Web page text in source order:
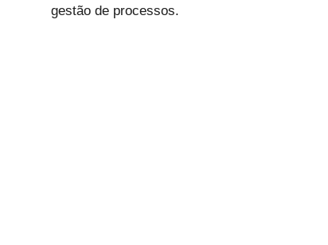
gestão de processos.